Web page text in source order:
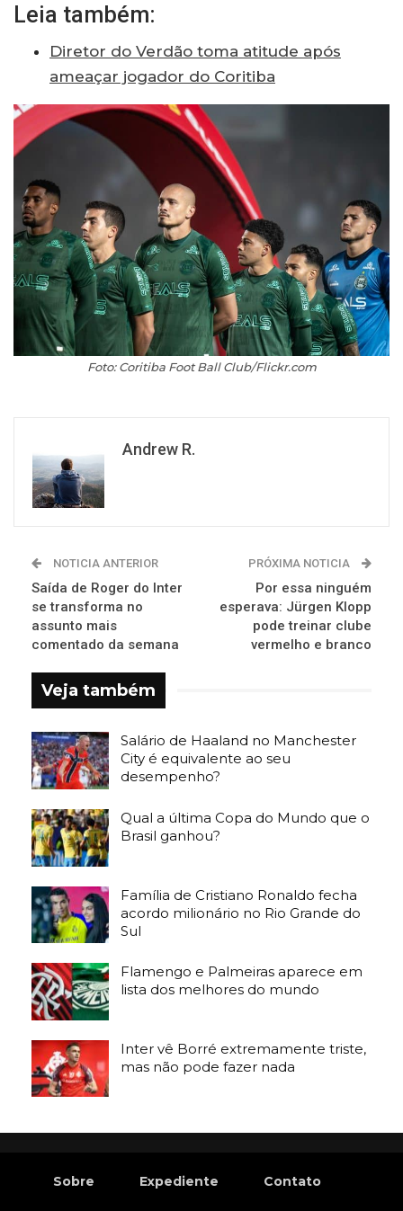
Leia também:
Diretor do Verdão toma atitude após
ameaçar jogador do Coritiba
Foto: Coritiba Foot Ball Club/Flickr.com
Andrew R.
NOTICIA ANTERIOR
Saída de Roger do Inter
se transforma no
assunto mais
comentado da semana
PRÓXIMA NOTICIA
Por essa ninguém
esperava: Jürgen Klopp
pode treinar clube
vermelho e branco
Veja também
Salário de Haaland no Manchester
City é equivalente ao seu
desempenho?
Qual a última Copa do Mundo que o
Brasil ganhou?
Família de Cristiano Ronaldo fecha
acordo milionário no Rio Grande do
Sul
Flamengo e Palmeiras aparece em
lista dos melhores do mundo
Inter vê Borré extremamente triste,
mas não pode fazer nada
Sobre Expediente Contato